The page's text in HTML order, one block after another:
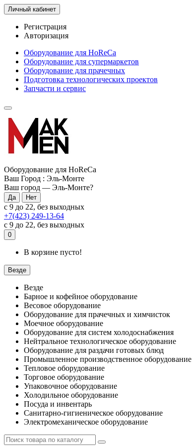
Личный кабинет
Регистрация
Авторизация
Оборудование для HoReCa
Оборудование для супермаркетов
Оборудование для прачечных
Подготовка технологических проектов
Запчасти и сервис
Оборудование для HoReCa
Ваш Город : Эль-Монте
Ваш город — Эль-Монте?
с 9 до 22, без выходных
+7(423) 249-13-64
с 9 до 22, без выходных
0
В корзине пусто!
Везде
Везде
Барное и кофейное оборудование
Весовое оборудование
Оборудование для прачечных и химчисток
Моечное оборудование
Оборудование для систем холодоснабжения
Нейтральное технологическое оборудование
Оборудование для раздачи готовых блюд
Промышленное производственное оборудование
Тепловое оборудование
Торговое оборудование
Упаковочное оборудование
Холодильное оборудование
Посуда и инвентарь
Санитарно-гигиеническое оборудование
Электромеханическое оборудование